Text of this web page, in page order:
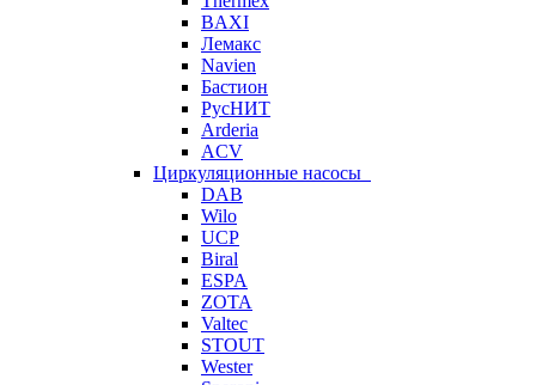
BAXI
Лемакс
Navien
Бастион
РусНИТ
Arderia
ACV
Циркуляционные насосы
DAB
Wilo
UCP
Biral
ESPA
ZOTA
Valtec
STOUT
Wester